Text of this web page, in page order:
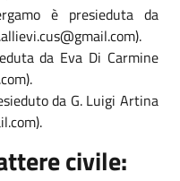
è presieduta da
).
da Eva Di Carmine
).
da G. Luigi Artina
).
civile: